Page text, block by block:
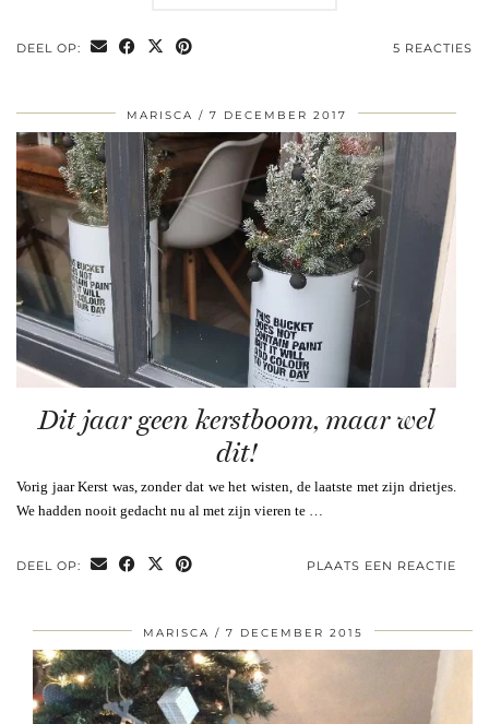
DEEL OP: 5 REACTIES
MARISCA 7 DECEMBER 2017
Dit jaar geen kerstboom, maar wel
dit!
Vorig jaar Kerst was, zonder dat we het wisten, de laatste met zijn drietjes.
We hadden nooit gedacht nu al met zijn vieren te …
DEEL OP: PLAATS EEN REACTIE
MARISCA 7 DECEMBER 2015